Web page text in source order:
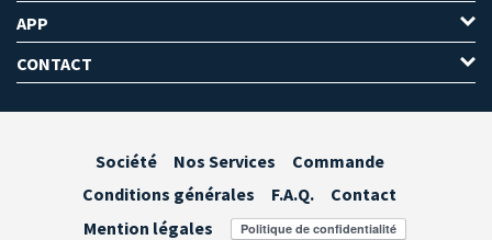
APP
CONTACT
Société Nos Services
Commande
Conditions générales
F.A.Q.
Contact
Mention légales